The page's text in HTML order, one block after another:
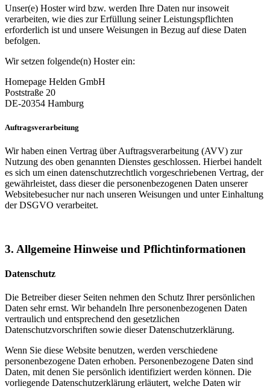
Unser(e) Hoster wird bzw. werden Ihre Daten nur insoweit
verarbeiten, wie dies zur Erfüllung seiner Leistungspflichten
erforderlich ist und unsere Weisungen in Bezug auf diese Daten
befolgen.
Wir setzen folgende(n) Hoster ein:
Homepage Helden GmbH
Poststraße 20
DE-20354 Hamburg
Auftragsverarbeitung
Wir haben einen Vertrag über Auftragsverarbeitung (AVV) zur
Nutzung des oben genannten Dienstes geschlossen. Hierbei handelt
es sich um einen datenschutzrechtlich vorgeschriebenen Vertrag, der
gewährleistet, dass dieser die personenbezogenen Daten unserer
Websitebesucher nur nach unseren Weisungen und unter Einhaltung
der DSGVO verarbeitet.
3. Allgemeine Hinweise und Pflicht­informationen
Datenschutz
Die Betreiber dieser Seiten nehmen den Schutz Ihrer persönlichen
Daten sehr ernst. Wir behandeln Ihre personenbezogenen Daten
vertraulich und entsprechend den gesetzlichen
Datenschutzvorschriften sowie dieser Datenschutzerklärung.
Wenn Sie diese Website benutzen, werden verschiedene
personenbezogene Daten erhoben. Personenbezogene Daten sind
Daten, mit denen Sie persönlich identifiziert werden können. Die
vorliegende Datenschutzerklärung erläutert, welche Daten wir